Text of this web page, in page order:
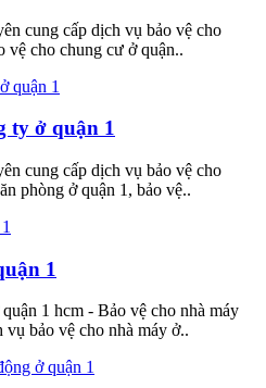
cung cấp dịch vụ bảo vệ cho
vệ cho chung cư ở quận..
ty ở quận 1
cung cấp dịch vụ bảo vệ cho
phòng ở quận 1, bảo vệ..
1
1 hcm - Bảo vệ cho nhà máy
bảo vệ cho nhà máy ở..